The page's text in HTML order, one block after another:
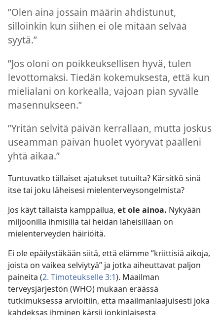
”Olen aina jossain määrin ahdistunut,
silloinkin kun siihen ei ole mitään selvää
syytä.”
”Jos oloni on poikkeuksellisen hyvä, tulen
levottomaksi. Tiedän kokemuksesta, että kun
mielialani on korkealla, vajoan pian syvälle
masennukseen.”
”Yritän selvitä päivän kerrallaan, mutta joskus
useamman päivän huolet vyöryvät päälleni
yhtä aikaa.”
Tuntuvatko tällaiset ajatukset tutuilta? Kärsitkö sinä
itse tai joku läheisesi mielenterveysongelmista?
Jos käyt tällaista kamppailua, et ole ainoa. Nykyään
miljoonilla ihmisillä tai heidän läheisillään on
mielenterveyden häiriöitä.
Ei ole epäilystäkään siitä, että elämme ”kriittisiä aikoja,
joista on vaikea selviytyä” ja jotka aiheuttavat paljon
paineita (2. Timoteukselle 3:1). Maailman
terveysjärjestön (WHO) mukaan eräässä
tutkimuksessa arvioitiin, että maailmanlaajuisesti joka
kahdeksas ihminen kärsii jonkinlaisesta